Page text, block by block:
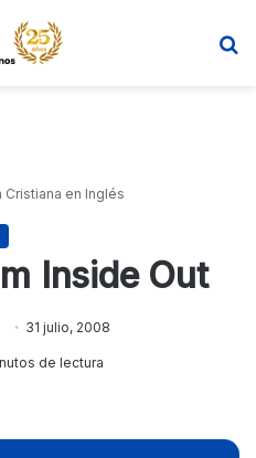
Cristiana en Inglés
Inside Out
Follow31 julio, 2008
de lectura